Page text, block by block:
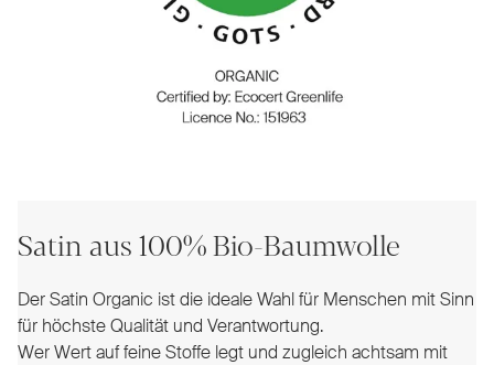
Satin aus 100% Bio-Baumwolle
Der Satin Organic ist die ideale Wahl für Menschen mit Sinn
für höchste Qualität und Verantwortung.
Wer Wert auf feine Stoffe legt und zugleich achtsam mit